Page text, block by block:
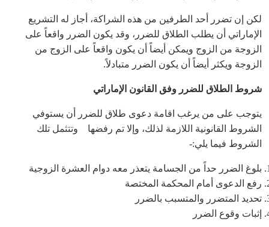
لكن إن تضرر أحد الطرفين من هذه الشراكة، أجاز له التشريع
الإماراتي أن يطلب الطلاق للضرر، وقد يكون الضرر واقعاً على
الزوجة من الزوج ويمكن أيضاً أن يكون واقعاً على الزوج من
الزوجة ويكثر أيضاً أن يكون الضرر متبادلاً.
شروط الطلاق للضرر وفق القانون الإماراتي
يتوجب على من يرغب اقامة دعوى طلاق للضرر أن يستوفي
الشروط القانونية اللازمة لذلك، وإلا تم رفضها وتتثمل تلك
الشروط فيما يلي:-
بلوغ الضرر حداً من الجسامة يتعذر معه دوام العشرة الزوجية
رفع الدعوى أمام المحكمة المختصة
تحديد المتضرر والمتسبب بالضرر
إثبات وقوع الضرر